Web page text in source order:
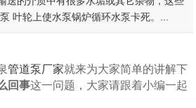
叶轮上使水泵锅炉循环水泵卡死。...
管道泵厂家就来为大家简单的讲解下
回事这一问题，大家请跟着小编一起